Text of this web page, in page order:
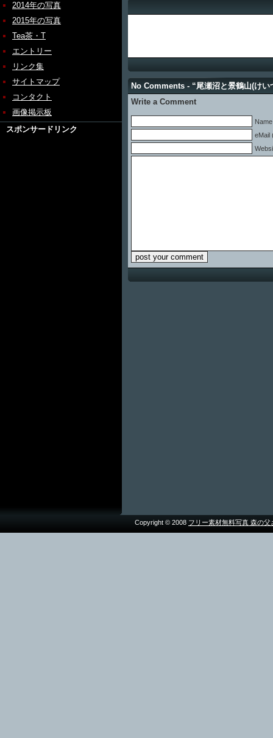
2014年の写真
2015年の写真
Tea茶・T
エントリー
リンク集
サイトマップ
コンタクト
画像掲示板
スポンサードリンク
No Comments - “尾瀬沼と景鶴山(けい
Write a Comment
eMail
Copyright © 2008 フリー素材無料写真 森の父